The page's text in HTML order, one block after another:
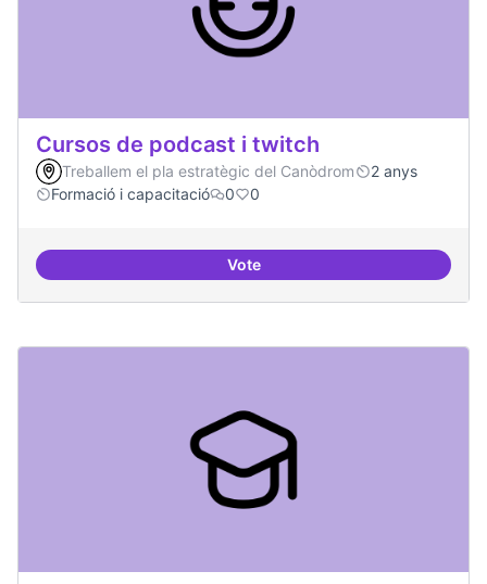
Cursos de podcast i twitch
Treballem el pla estratègic del Canòdrom
2 anys
Formació i capacitació
0 0
VoteCursos de podcast i twitch